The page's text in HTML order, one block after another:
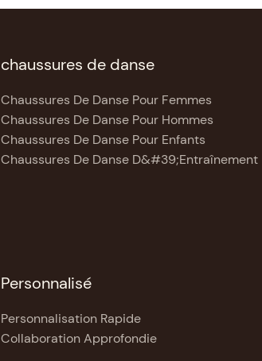
chaussures de danse
Chaussures De Danse Pour Femmes
Chaussures De Danse Pour Hommes
Chaussures De Danse Pour Enfants
Chaussures De Danse D&#39;entraînement
Personnalisé
Personnalisation Rapide
Collaboration Approfondie